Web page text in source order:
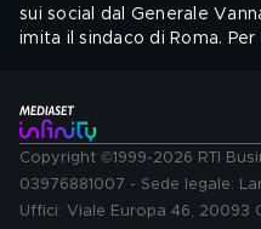
sui social dal Generale
imita il sindaco di Roma.
Copyright ©1999-2026 RTI
03976881007 - Sede legale:
Uffici: Viale Europa 46, 20093